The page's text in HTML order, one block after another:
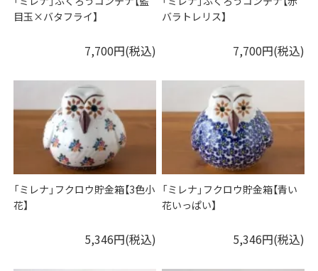
目玉×バタフライ】
7,700円(税込)
バラトレリス】
7,700円(税込)
「ミレナ」フクロウ貯金箱【3色小
花】
5,346円(税込)
「ミレナ」フクロウ貯金箱【青い
花いっぱい】
5,346円(税込)